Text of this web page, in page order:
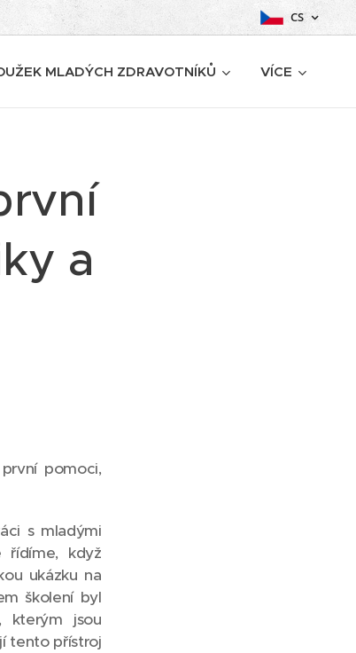
CS
MLADÝCH ZDRAVOTNÍKŮ VÍCE
a
pomoci,
s mladými
řídíme, když
ukázku na
školení byl
kterým jsou
tento přístroj